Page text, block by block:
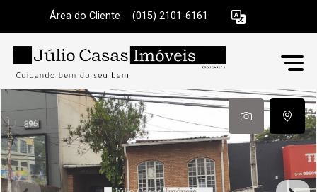
Área do Cliente (015) 2101-6161